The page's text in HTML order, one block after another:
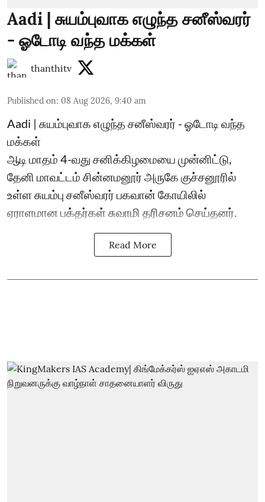
Aadi | சுயம்புவாக எழுந்த சனீஸ்வரர்
- ஓடோடி வந்த மக்கள்
thanthitv
Published on: 08 Aug 2026, 9:40 am
Aadi | சுயம்புவாக எழுந்த சனீஸ்வரர் - ஓடோடி வந்த
மக்கள்
ஆடி மாதம் 4-வது சனிக்கிழமையை முன்னிட்டு,
தேனி மாவட்டம் சின்னமனூர் அருகே குச்சனூரில்
உள்ள சுயம்பு சனீஸ்வரர் பகவான் கோயிலில்
ஏராளமான பக்தர்கள் சுவாமி தரிசனம் செய்தனர்.
Read More